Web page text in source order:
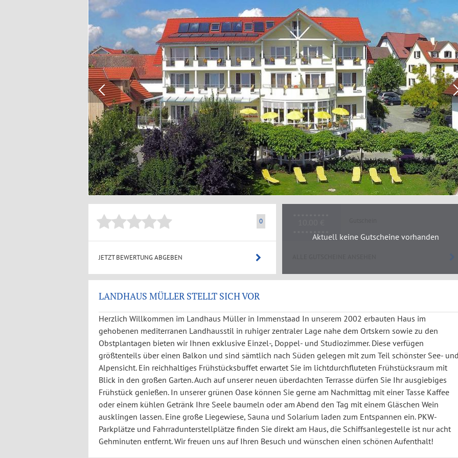
0
JETZT BEWERTUNG ABGEBEN
Aktuell keine Gutscheine vorhanden
LANDHAUS MÜLLER STELLT SICH VOR
Herzlich Willkommen im Landhaus Müller in Immenstaad In unserem 2002 erbauten Haus im
gehobenen mediterranen Landhausstil in ruhiger zentraler Lage nahe dem Ortskern sowie zu den
Obstplantagen bieten wir Ihnen exklusive Einzel-, Doppel- und Studiozimmer. Diese verfügen
größtenteils über einen Balkon und sind sämtlich nach Süden gelegen mit zum Teil schönster See-
Alpensicht. Ein reichhaltiges Frühstücksbuffet erwartet Sie im lichtdurchfluteten Frühstücksraum mit
Blick in den großen Garten. Auch auf unserer neuen überdachten Terrasse dürfen Sie Ihr ausgiebiges
Frühstück genießen. In unserer grünen Oase können Sie gerne am Nachmittag mit einer Tasse Kaffee
oder einem kühlen Getränk Ihre Seele baumeln oder am Abend den Tag mit einem Gläschen Wein
ausklingen lassen. Eine große Liegewiese, Sauna und Solarium laden zum Entspannen ein. PKW-
Parkplätze und Fahrradunterstellplätze finden Sie direkt am Haus, die Schiffsanlegestelle ist nur acht
Gehminuten entfernt. Wir freuen uns auf Ihren Besuch und wünschen einen schönen Aufenthalt!